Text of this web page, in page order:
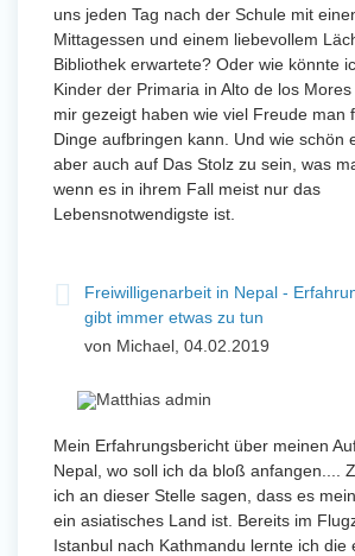
uns jeden Tag nach der Schule mit
Mittagessen und einem liebevollem
Bibliothek erwartete? Oder wie könnte
Kinder der Primaria in Alto de los
mir gezeigt haben wie viel Freude man
Dinge aufbringen kann. Und wie schön
aber auch auf Das Stolz zu sein, was
wenn es in ihrem Fall meist nur das
Lebensnotwendigste ist.
Freiwilligenarbeit in Nepal -
gibt immer etwas zu tun
von Michael, 04.02.2019
Mein Erfahrungsbericht über meinen
Nepal, wo soll ich da bloß anfangen....
ich an dieser Stelle sagen, dass es
ein asiatisches Land ist. Bereits im
Istanbul nach Kathmandu lernte ich die